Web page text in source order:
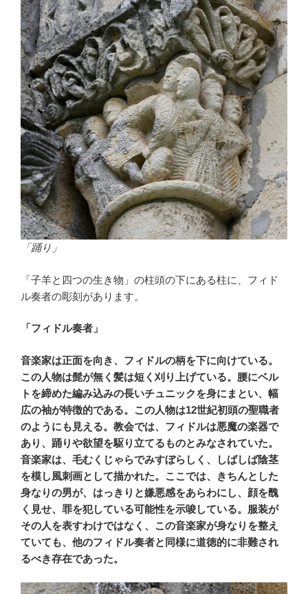
「踊り」
「子羊と四つの生き物」の柱頭の下にある柱に、フィド
ル奏者の彫刻があります。
「フィドル奏者」
音楽家は正面を向き、フィドルの柄を下に向けている。
この人物は髭が無く髪は短く刈り上げている。腰にベル
トを締めた編み込みの長いチュニックを身にまとい、幅
広の袖が特徴的である。この人物は12世紀初頭の聖職者
のようにも見える。教会では、フィドルは悪魔の楽器で
あり、踊りや欲望を駆り立てるものとみなされていた。
音楽家は、毛むくじゃらでみすぼらしく、しばしば陰茎
を模し風刺画として描かれた。ここでは、きちんとした
身なりの男が、はっきりと嫌悪感をあらわにし、顔を醜
く見せ、罪を犯している可能性を示唆している。服装が
その人を表すわけではなく、この音楽家が身なりを整え
ていても、他のフィドル奏者と同様に道徳的に非難され
るべき存在であった。